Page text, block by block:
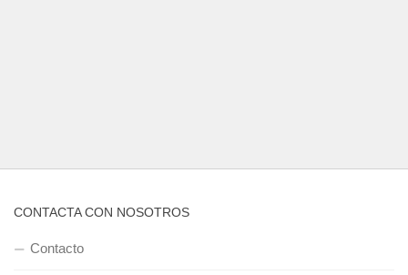
CONTACTA CON NOSOTROS
Contacto